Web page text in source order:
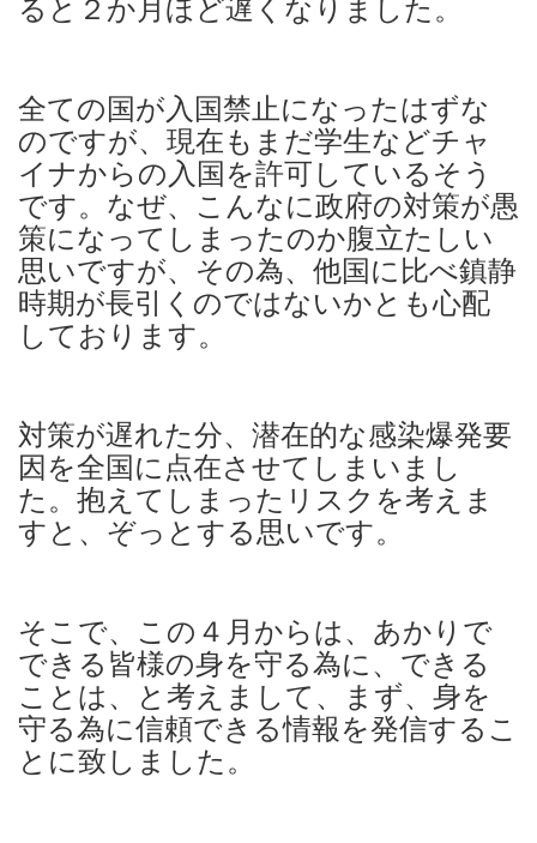
ると２か月ほど遅くなりました。
全ての国が入国禁止になったはずな
のですが、現在もまだ学生などチャ
イナからの入国を許可しているそう
です。なぜ、こんなに政府の対策が愚
策になってしまったのか腹立たしい
思いですが、その為、他国に比べ鎮静
時期が長引くのではないかとも心配
しております。
対策が遅れた分、潜在的な感染爆発要
因を全国に点在させてしまいまし
た。抱えてしまったリスクを考えま
すと、ぞっとする思いです。
そこで、この４月からは、あかりで
できる皆様の身を守る為に、できる
ことは、と考えまして、まず、身を
守る為に信頼できる情報を発信するこ
とに致しました。